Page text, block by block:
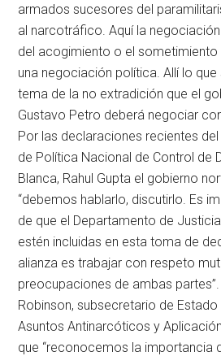
armados sucesores del
al narcotráfico. Aquí la
del acogimiento o el sometimiento
una negociación política. Allí lo
tema de la no extradición que el
Gustavo Petro deberá negociar
Por las declaraciones recientes
de Política Nacional de Control de
Blanca, Rahul Gupta el gobierno
“debemos hablarlo, discutirlo. Es
de que el Departamento de
estén incluidas en esta toma de
alianza es trabajar con respeto
preocupaciones de ambas
Robinson, subsecretario de
Asuntos Antinarcóticos y
que “reconocemos la importancia